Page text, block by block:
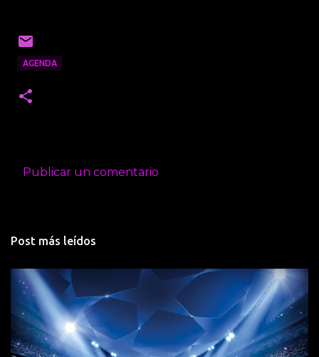
AGENDA
e
n
t
a
i
Publicar un comentario
Post más leídos